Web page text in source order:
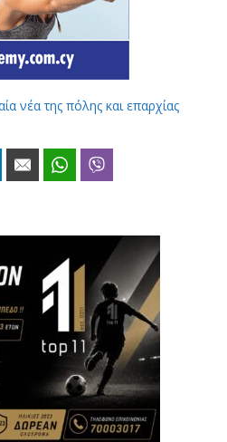
νέα της πόλης και επαρχίας
LinkedIn Email WhatsApp